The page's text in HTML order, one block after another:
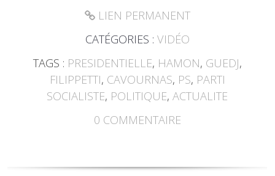
LIEN PERMANENT
CATÉGORIES : VIDÉO
TAGS : PRESIDENTIELLE, HAMON, GUEDJ,
FILIPPETTI, CAVOURNAS, PS, PARTI
SOCIALISTE, POLITIQUE,ACTUALITE
0 COMMENTAIRE